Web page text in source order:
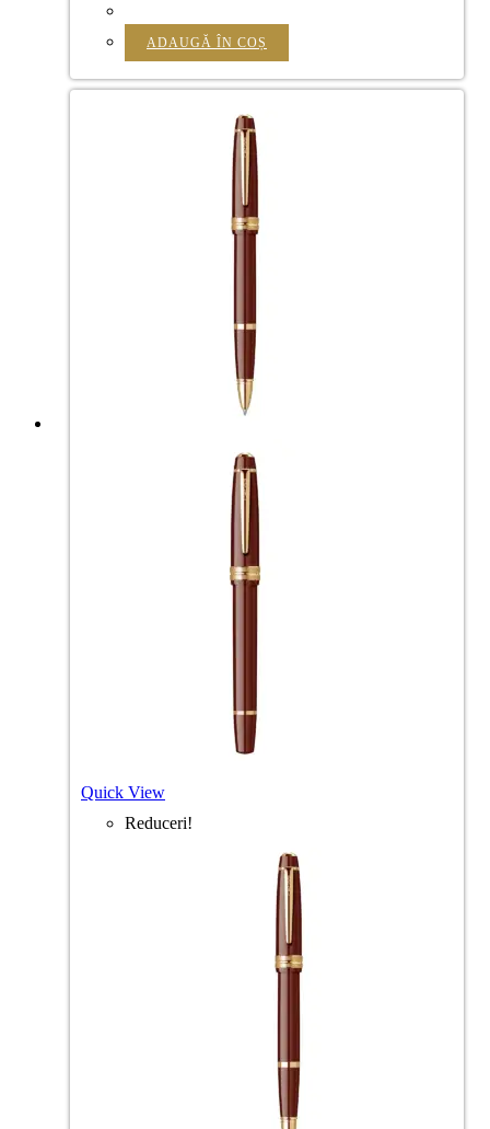
ADAUGĂ ÎN COȘ
Quick View
Reduceri!